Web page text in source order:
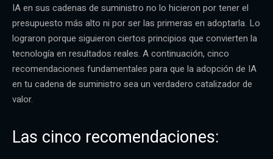
IA en sus cadenas de suministro no lo hicieron por tener el
presupuesto más alto ni por ser las primeras en adoptarla. Lo
lograron porque siguieron ciertos principios que convierten la
tecnología en resultados reales. A continuación, cinco
recomendaciones fundamentales para que la adopción de IA
en tu cadena de suministro sea un verdadero catalizador de
valor.
Las cinco recomendaciones: